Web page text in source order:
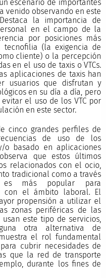
escenario de importantes
venido observando en este
la importancia de
en el campo de la
por posiciones más
tecnofilia (la exigencia de
cliente) o la percepción
en el uso de taxis o VTCs.
aplicaciones de taxis han
usuarios que disfrutan y
en su día a día, pero
el uso de los VTC por
en este sector.
cinco grandes perfiles de
de uso de los
o basado en aplicaciones
que estos últimos
relacionados con el ocio,
tradicional como a través
es más popular para
con el ámbito laboral. El
propensión a utilizar el
zonas periféricas de las
este tipo de servicios,
otra alternativa de
el rol fundamental
cubrir necesidades de
que la red de transporte
durante los fines de